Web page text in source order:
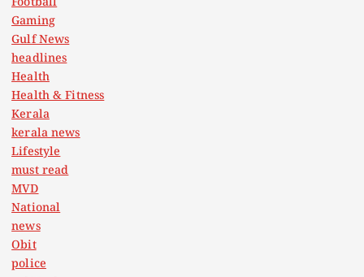
Gaming
Gulf News
headlines
Health
Health & Fitness
Kerala
kerala news
Lifestyle
must read
MVD
National
news
Obit
police